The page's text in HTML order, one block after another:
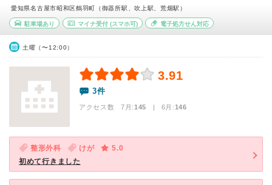
愛知県名古屋市昭和区鶴羽町（御器所駅、吹上駅、荒畑駅）
駐車場あり マイナ受付(スマホ可) 電子処方せん対応
土曜（〜12:00）
3.91
3件
アクセス数 7月:145 | 6月:146
整形外科 けが
5.0
初めて行きました